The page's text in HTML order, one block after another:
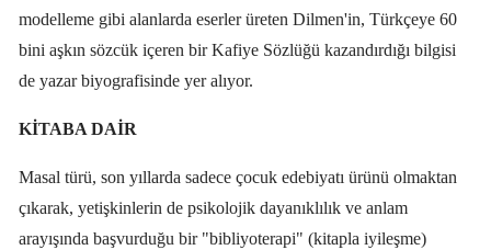
modelleme gibi alanlarda eserler üreten Dilmen'in, Türkçeye 60
bini aşkın sözcük içeren bir Kafiye Sözlüğü kazandırdığı bilgisi
de yazar biyografisinde yer alıyor.
KİTABA DAİR
Masal türü, son yıllarda sadece çocuk edebiyatı ürünü olmaktan
çıkarak, yetişkinlerin de psikolojik dayanıklılık ve anlam
arayışında başvurduğu bir "bibliyoterapi" (kitapla iyileşme)